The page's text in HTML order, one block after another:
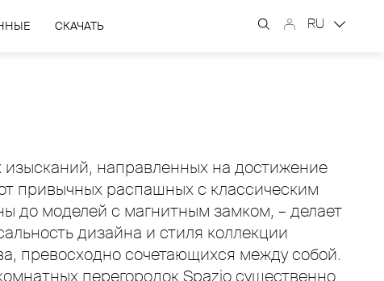
СКАЧАТЬ RU
изысканий, направленных на достижение
привычных распашных с классическим
до моделей с магнитным замком, – делает
дизайна и стиля коллекции
превосходно сочетающихся между собой.
перегородок Spazio существенно